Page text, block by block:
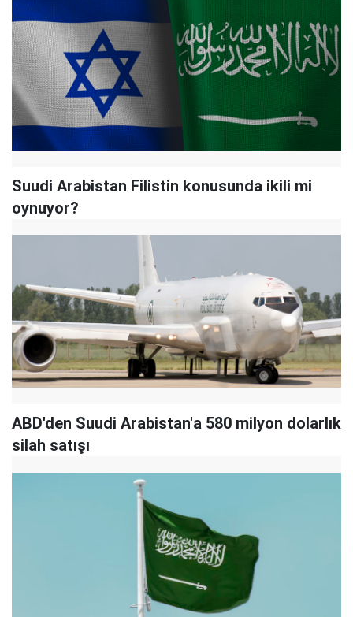
Suudi Arabistan Filistin konusunda ikili mi
oynuyor?
ABD'den Suudi Arabistan'a 580 milyon dolarlık
silah satışı